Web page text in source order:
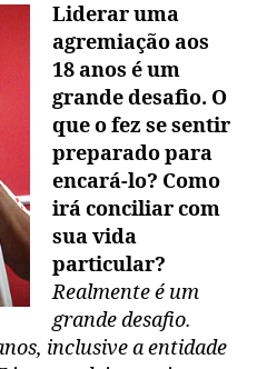
Liderar uma
agremiação aos
18 anos é um
grande desafio. O
que o fez se sentir
preparado para
encará-lo? Como
irá conciliar com
sua vida
particular?
Realmente é um
grande desafio.
inclusive a entidade